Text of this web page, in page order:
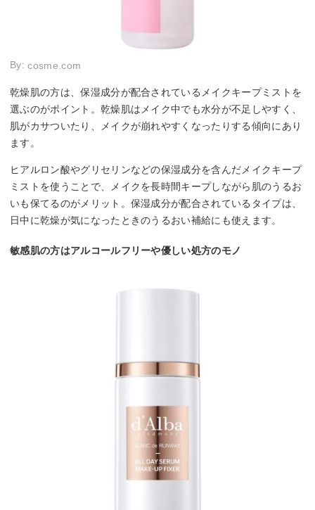
By:cosme.com
乾燥肌の方は、保湿成分が配合されているメイクキープミストを
選ぶのがポイント。乾燥肌はメイク中でも水分が不足しやすく、
肌がカサついたり、メイクが崩れやすくなったりする傾向にあり
ます。
ヒアルロン酸やグリセリンなどの保湿成分を含んだメイクキープ
ミストを使うことで、メイクを長時間キープしながら肌のうるお
いも保てるのがメリット。保湿成分が配合されているタイプは、
日中に乾燥が気になったときのうるおい補給にも使えます。
敏感肌の方はアルコールフリーや優しい処方のモノ